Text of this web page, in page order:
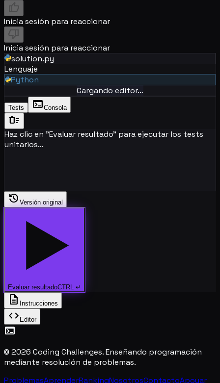
thumb_up
Inicia sesión para reaccionar
thumb_down
Inicia sesión para reaccionar
solution.py
Lenguaje
Python
Cargando editor…
Tests terminalConsola
delete_sweep
Haz clic en "Evaluar resultado" para ejecutar los tests
unitarios...
history Versión original
Evaluar resultadoCTRL ↵
description Instrucciones
code Editor
terminal
© 2026 Coding Challenges. Enseñando programación
mediante resolución de problemas.
ProblemasAprenderRankingNosotrosContactoApoyar